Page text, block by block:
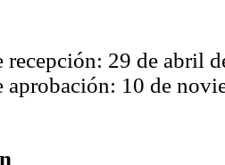
recepción: 29 de abril
aprobación: 10 de